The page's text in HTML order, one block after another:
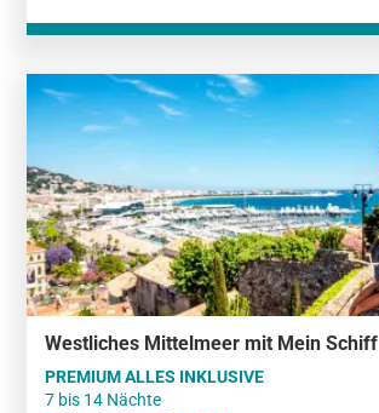
Westliches Mittelmeer mit Mein Schiff
PREMIUM ALLES INKLUSIVE